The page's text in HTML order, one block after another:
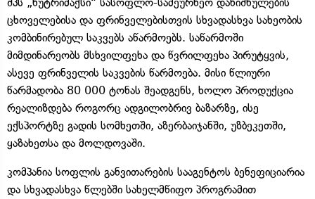
ცხოველებისა და ფრინველებისთვის სხვადასხვა სახეობის
კომბინირებულ საკვებს აწარმოებს. საწარმოში
მიმდინარეობს მსხვილფეხა და წვრილფეხა პირუტყვის,
ასევე ფრინველის საკვების წარმოება. მისი წლიური
წარმადობა 80 000 ტონას შეადგენს, ხოლო პროდუქცია
რეალიზდება როგორც ადგილობრივ ბაზარზე, ისე
ექსპორტზე გადის სომხეთში, აზერბაიჯანში, უზბეკეთში,
ყაზახეთსა და მოლდოვაში.
კომპანია სოფლის განვითარების სააგენტოს ბენეფიციარია
და სხვადასხვა წლებში სახელმწიფო პროგრამით